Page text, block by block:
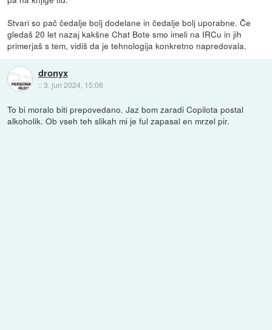
Stvari so pač čedalje bolj dodelane in čedalje bolj uporabne. Če
gledaš 20 let nazaj kakšne Chat Bote smo imeli na IRCu in jih
primerjaš s tem, vidiš da je tehnologija konkretno napredovala.
dronyx
::3. jun 2024, 15:06
To bi moralo biti prepovedano. Jaz bom zaradi Copilota postal
alkoholik. Ob vseh teh slikah mi je ful zapasal en mrzel pir.